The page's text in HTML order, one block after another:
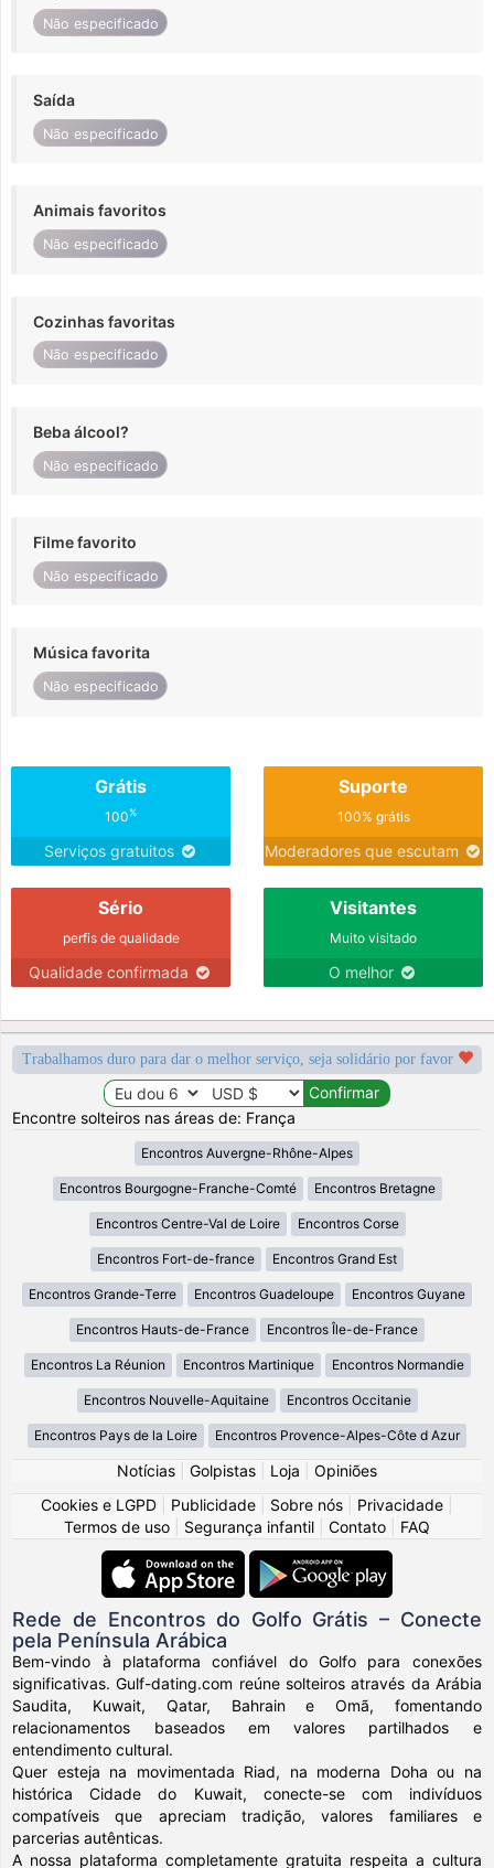
Não especificado
Saída
Não especificado
Animais favoritos
Não especificado
Cozinhas favoritas
Não especificado
Beba álcool?
Não especificado
Filme favorito
Não especificado
Música favorita
Não especificado
Grátis
100%
Serviços gratuitos
Suporte
100% grátis
Moderadores que escutam
Sério
perfis de qualidade
Qualidade confirmada
Visitantes
Muito visitado
O melhor
Trabalhamos duro para dar o melhor serviço, seja solidário por favor
Encontre solteiros nas áreas de: França
Encontros Auvergne-Rhône-Alpes
Encontros Bourgogne-Franche-Comté Encontros Bretagne
Encontros Centre-Val de Loire Encontros Corse
Encontros Fort-de-france Encontros Grand Est
Encontros Grande-Terre Encontros Guadeloupe Encontros Guyane
Encontros Hauts-de-France Encontros Île-de-France
Encontros La Réunion Encontros Martinique Encontros Normandie
Encontros Nouvelle-Aquitaine Encontros Occitanie
Encontros Pays de la Loire Encontros Provence-Alpes-Côte d Azur
Notícias Golpistas Loja
Opiniões
Cookies e LGPD
Publicidade Sobre nós Privacidade
Termos de uso
Segurança infantil Contato FAQ
Rede de Encontros do Golfo Grátis – Conecte
pela Península Arábica
Bem-vindo à plataforma confiável do Golfo para conexões
significativas. Gulf-dating.com reúne solteiros através da Arábia
Saudita, Kuwait, Qatar, Bahrain e Omã, fomentando
relacionamentos baseados em valores partilhados e
entendimento cultural.
Quer esteja na movimentada Riad, na moderna Doha ou na
histórica Cidade do Kuwait, conecte-se com indivíduos
compatíveis que apreciam tradição, valores familiares e
parcerias autênticas.
A nossa plataforma completamente gratuita respeita a cultura